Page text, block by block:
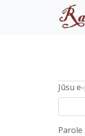
Jūsu
Parole